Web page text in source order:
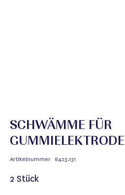
SCHWÄMME FÜR
GUMMIELEKTRODE
Artikelnummer 8423.131
2 Stück